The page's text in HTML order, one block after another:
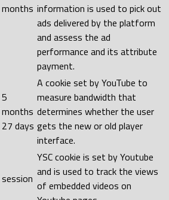
months information is used to pick out
ads delivered by the platform
and assess the ad
performance and its attribute
payment.
5
months
27 days
A cookie set by YouTube to
measure bandwidth that
determines whether the user
gets the new or old player
interface.
session
YSC cookie is set by Youtube
and is used to track the views
of embedded videos on